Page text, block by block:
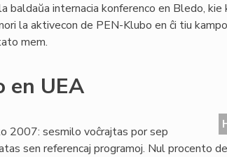
baldaŭa internacia konferenco en Bledo, kie
la aktivecon de PEN-Klubo en ĉi tiu
mem.
en UEA
2007: sesmilo voĉrajtas por sep
sen referencaj programoj. Nul procento